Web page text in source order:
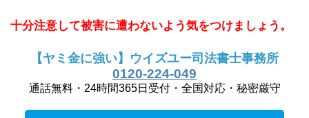
十分注意して被害に遭わないよう気をつけましょう。
【ヤミ金に強い】ウイズユー司法書士事務所
0120-224-049
通話無料・24時間365日受付・全国対応・秘密厳守